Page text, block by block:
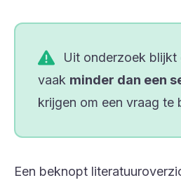
Uit onderzoek blijkt
vaak minder dan een
krijgen om een vraag te
Een beknopt